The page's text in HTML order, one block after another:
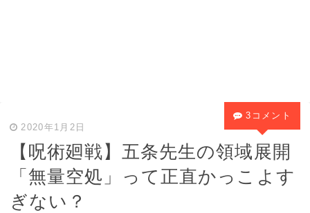
2020年1月2日
【呪術廻戦】五条先生の領域展開
「無量空処」って正直かっこよす
ぎない？
3コメント